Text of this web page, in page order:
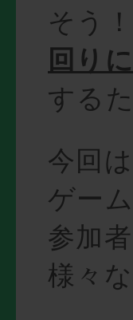
そう
回り
する
今回
ゲーム
参加
様々